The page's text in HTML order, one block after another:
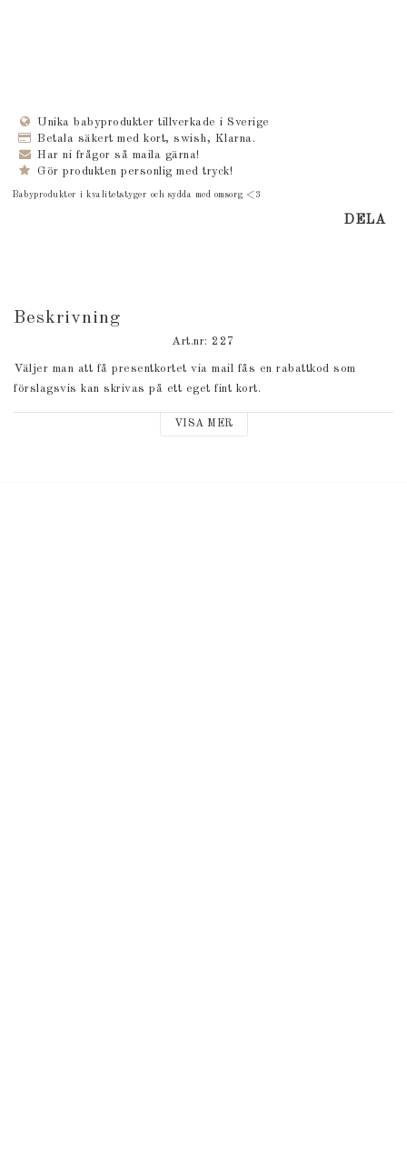
Unika babyprodukter tillverkade i Sverige
Betala säkert med kort, swish, Klarna.
Har ni frågor så maila gärna!
Gör produkten personlig med tryck!
Babyprodukter i kvalitetstyger och sydda med omsorg <3
DELA
Beskrivning
Art.nr: 227
Väljer man att få presentkortet via mail fås en rabattkod som
förslagsvis kan skrivas på ett eget fint kort.
VISA MER